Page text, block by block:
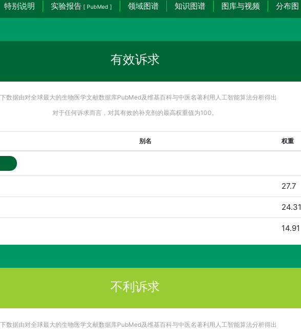
特别说明 实验报告 [ PubMed ] 领域图谱 知识图谱 图库与视频 分布图
有效诉求
数据由对全球最大的生物医学文献数据库PubMed及维基百科与中医名著利用人工智能算法分析得出
对于任何诉求而言，对其有效的补充剂的最高权重值为100。
别名 权重
27.7
24.31
14.91
不利诉求
数据由对全球最大的生物医学文献数据库PubMed及维基百科与中医名著利用人工智能算法分析得出